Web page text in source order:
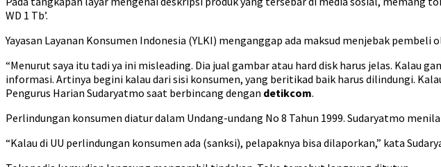
WD 1 Tb’.
Yayasan Layanan Konsumen Indonesia (YLKI) menganggap ada maksud menjebak
“Menurut saya itu tadi ya ini misleading. Dia jual gambar atau hard disk harus jelas. Kalau
informasi. Artinya begini kalau dari sisi konsumen, yang beritikad baik harus dilindungi.
Pengurus Harian Sudaryatmo saat berbincang dengan detikcom.
Perlindungan konsumen diatur dalam Undang-undang No 8 Tahun 1999. Sudaryatmo
“Kalau di UU perlindungan konsumen ada (sanksi), pelapaknya bisa dilaporkan,” kata